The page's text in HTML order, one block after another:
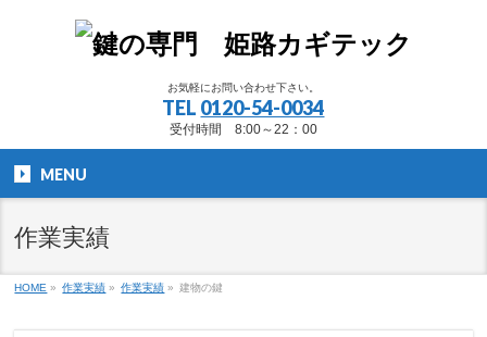
お気軽にお問い合わせ下さい。
TEL 0120-54-0034
受付時間 8:00～22：00
MENU
作業実績
HOME » 作業実績 » 作業実績 » 建物の鍵